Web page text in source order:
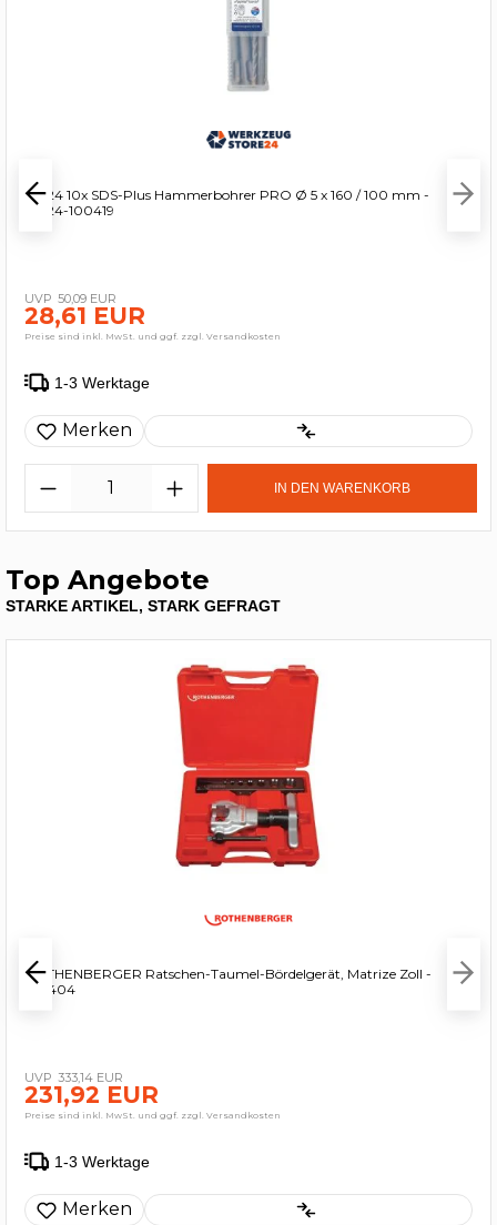
WS24 10x SDS-Plus Hammerbohrer PRO Ø 5 x 160 / 100 mm -
WS24-100419
50,09 EUR
28,61 EUR
Preise sind inkl. MwSt. und ggf. zzgl. Versandkosten
1-3 Werktage
Merken
IN DEN WARENKORB
Top Angebote
STARKE ARTIKEL, STARK GEFRAGT
ROTHENBERGER Ratschen-Taumel-Bördelgerät, Matrize Zoll -
222404
333,14 EUR
231,92 EUR
Preise sind inkl. MwSt. und ggf. zzgl. Versandkosten
1-3 Werktage
Merken